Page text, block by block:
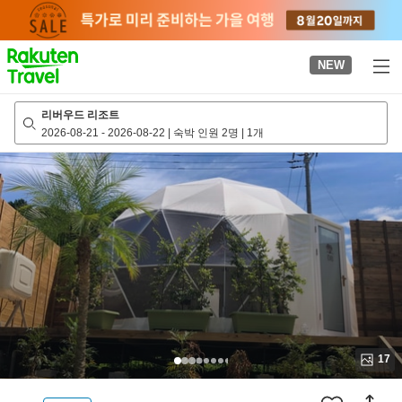
page
NEW
리버우드 리조트
2026-08-21 - 2026-08-22 | 숙박 인원 2명 | 1개
17